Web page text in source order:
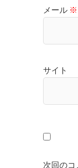
メール ※
サイト
次回の